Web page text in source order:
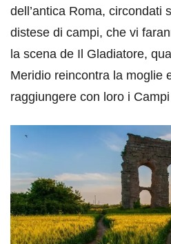
dell’antica Roma, circondati
distese di campi, che vi
la scena de Il Gladiatore,
Meridio reincontra la moglie
raggiungere con loro i